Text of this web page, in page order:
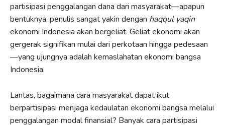
partisipasi penggalangan dana dari masyarakat—apapun
bentuknya, penulis sangat yakin dengan haqqul yaqin
ekonomi Indonesia akan bergeliat. Geliat ekonomi akan
gergerak signifikan mulai dari perkotaan hingga pedesaan
—yang ujungnya adalah kemaslahatan ekonomi bangsa
Indonesia.
Lantas, bagaimana cara masyarakat dapat ikut
berpartisipasi menjaga kedaulatan ekonomi bangsa melalui
penggalangan modal finansial? Banyak cara partisipasi